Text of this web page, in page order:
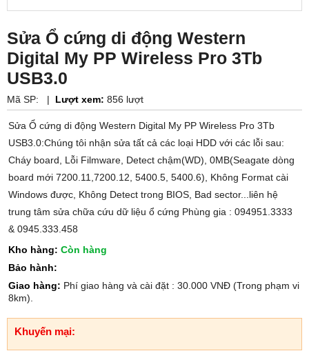
Sửa Ổ cứng di động Western
Digital My PP Wireless Pro 3Tb
USB3.0
Mã SP: | Lượt xem: 856 lượt
Sửa Ổ cứng di động Western Digital My PP Wireless Pro 3Tb
USB3.0:Chúng tôi nhận sửa tất cả các loại HDD với các lỗi sau:
Cháy board, Lỗi Filmware, Detect chậm(WD), 0MB(Seagate dòng
board mới 7200.11,7200.12, 5400.5, 5400.6), Không Format cài
Windows được, Không Detect trong BIOS, Bad sector...liên hệ
trung tâm sửa chữa cứu dữ liệu ổ cứng Phùng gia : 094951.3333
& 0945.333.458
Kho hàng: Còn hàng
Bảo hành:
Giao hàng: Phí giao hàng và cài đặt : 30.000 VNĐ (Trong phạm vi
8km).
Khuyến mại: